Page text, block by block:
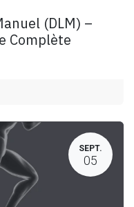
(DLM) –
Complète
SEPT.
05